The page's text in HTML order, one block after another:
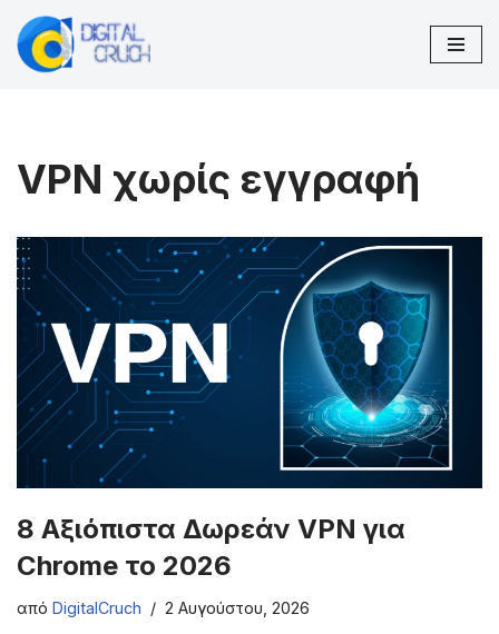
Μεταπηδήστε
VPN χωρίς εγγραφή
8 Αξιόπιστα Δωρεάν VPN για
Chrome το 2026
από DigitalCruch 2 Αυγούστου, 2026